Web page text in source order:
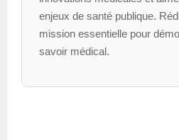
enjeux de santé publique.
mission essentielle pour
savoir médical.